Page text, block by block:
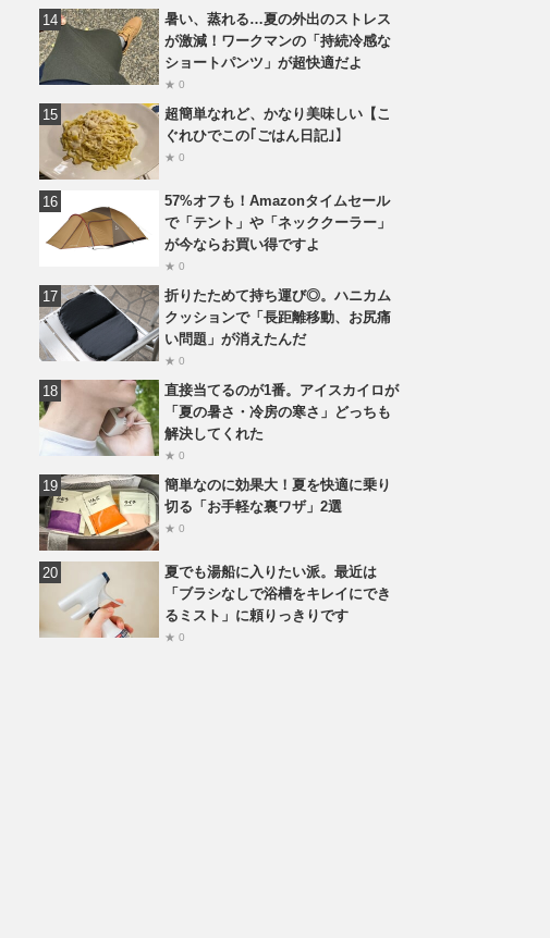
暑い、蒸れる…夏の外出のストレス
が激減！ワークマンの「持続冷感な
ショートパンツ」が超快適だよ
★ 0
超簡単なれど、かなり美味しい【こ
ぐれひでこの｢ごはん日記｣】
★ 0
57%オフも！Amazonタイムセール
で「テント」や「ネッククーラー」
が今ならお買い得ですよ
★ 0
折りたためて持ち運び◎。ハニカム
クッションで「長距離移動、お尻痛
い問題」が消えたんだ
★ 0
直接当てるのが1番。アイスカイロが
「夏の暑さ・冷房の寒さ」どっちも
解決してくれた
★ 0
簡単なのに効果大！夏を快適に乗り
切る「お手軽な裏ワザ」2選
★ 0
夏でも湯船に入りたい派。最近は
「ブラシなしで浴槽をキレイにでき
るミスト」に頼りっきりです
★ 0